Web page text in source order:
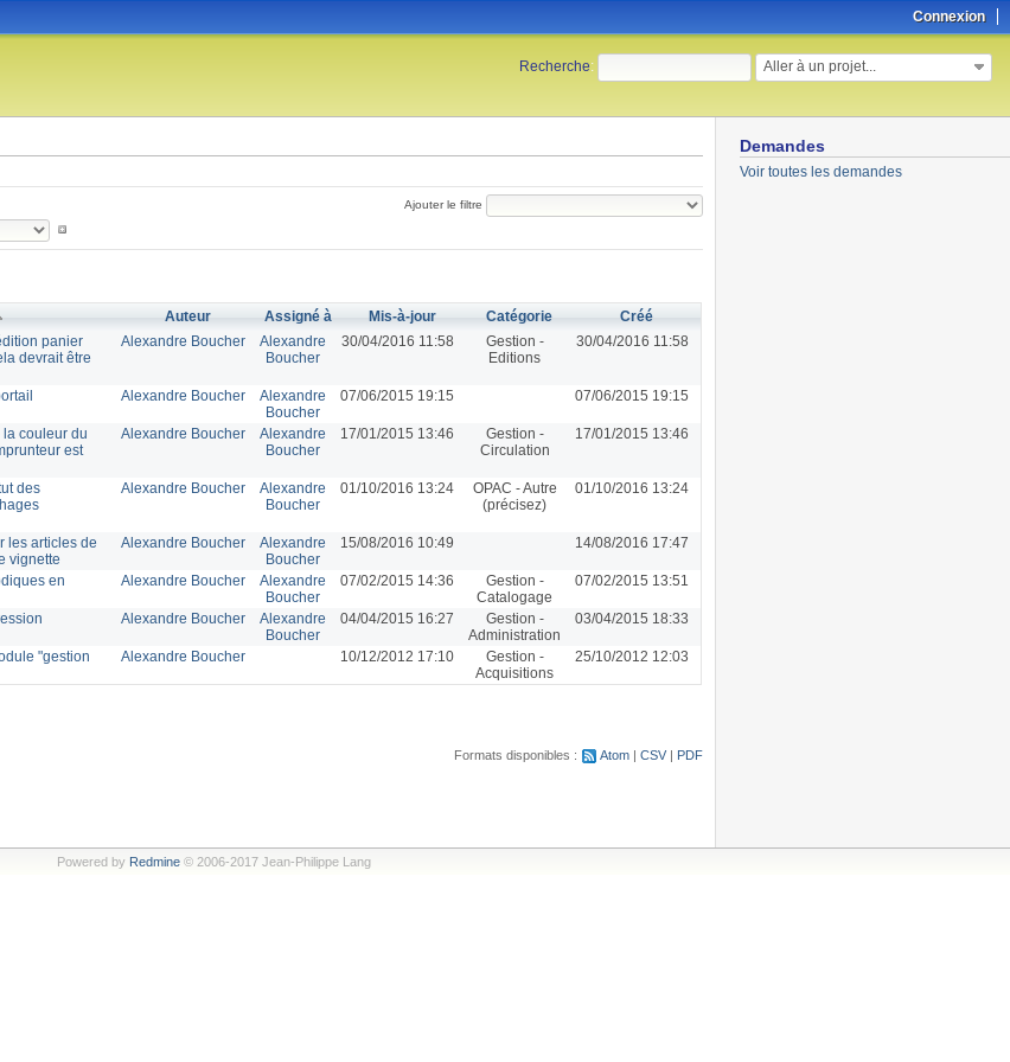
Connexion
Recherche: Aller à un projet...
Demandes
Voir toutes les demandes
Ajouter le filtre
Auteur Assigné à Mis-à-jour Catégorie
Créé
panier
devrait être
Alexandre Boucher
Alexandre
Boucher
30/04/2016 11:58
Gestion -
Editions
30/04/2016 11:58
Alexandre Boucher
Alexandre
Boucher
07/06/2015 19:15 07/06/2015 19:15
couleur du
est
Alexandre Boucher
Alexandre
Boucher
17/01/2015 13:46
Gestion -
Circulation
17/01/2015 13:46
des
Alexandre Boucher
Alexandre
Boucher
01/10/2016 13:24
OPAC - Autre
(précisez)
01/10/2016 13:24
les articles de
vignette
Alexandre Boucher
Alexandre
Boucher
15/08/2016 10:49 14/08/2016 17:47
en
Alexandre Boucher
Alexandre
Boucher
07/02/2015 14:36
Gestion -
Catalogage
07/02/2015 13:51
Alexandre Boucher
Alexandre
Boucher
04/04/2015 16:27
Gestion -
Administration
03/04/2015 18:33
"gestion
Alexandre Boucher 10/12/2012 17:10
Gestion -
Acquisitions
25/10/2012 12:03
Formats disponibles : Atom CSV PDF
Powered by Redmine© 2006-2017 Jean-Philippe Lang